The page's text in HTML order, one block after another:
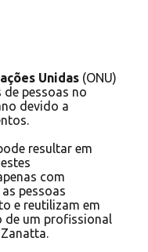
Unidas (ONU)
de pessoas no
devido a
resultar em
com
pessoas
e reutilizam em
um profissional